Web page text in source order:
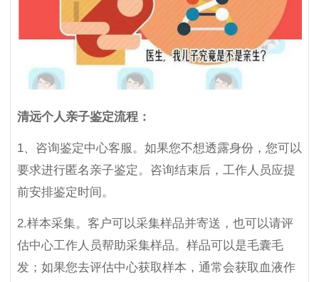
清远个人亲子鉴定流程：
1、咨询鉴定中心客服。如果您不想透露身份，您可以
要求进行匿名亲子鉴定。咨询结束后，工作人员应提
前安排鉴定时间。
2.样本采集。客户可以采集样品并寄送，也可以请评
估中心工作人员帮助采集样品。样品可以是毛囊毛
发；如果您去评估中心获取样本，通常会获取血液作